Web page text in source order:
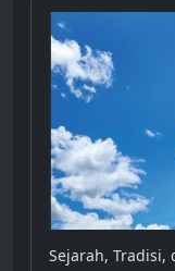
Sejarah, Tradisi,